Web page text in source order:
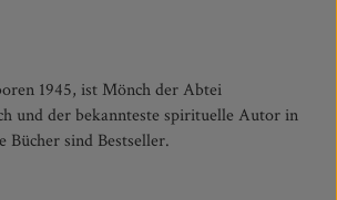
1945, ist Mönch der Abtei
und der bekannteste spirituelle Autor in
Bücher sind Bestseller.